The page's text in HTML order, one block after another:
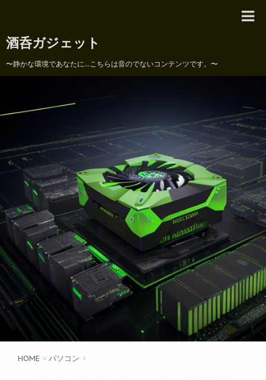
酒呑ガジェット
〜静かな環境であなたに...こちらは音のでないコンテンツです。〜
HOME > パソコン >